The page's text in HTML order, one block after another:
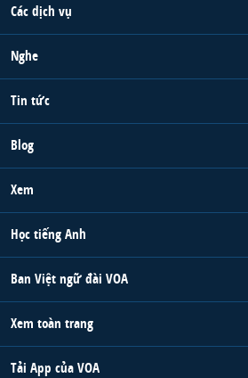
Các dịch vụ
Nghe
Tin tức
Blog
Xem
Học tiếng Anh
Ban Việt ngữ đài VOA
Xem toàn trang
Tải App của VOA